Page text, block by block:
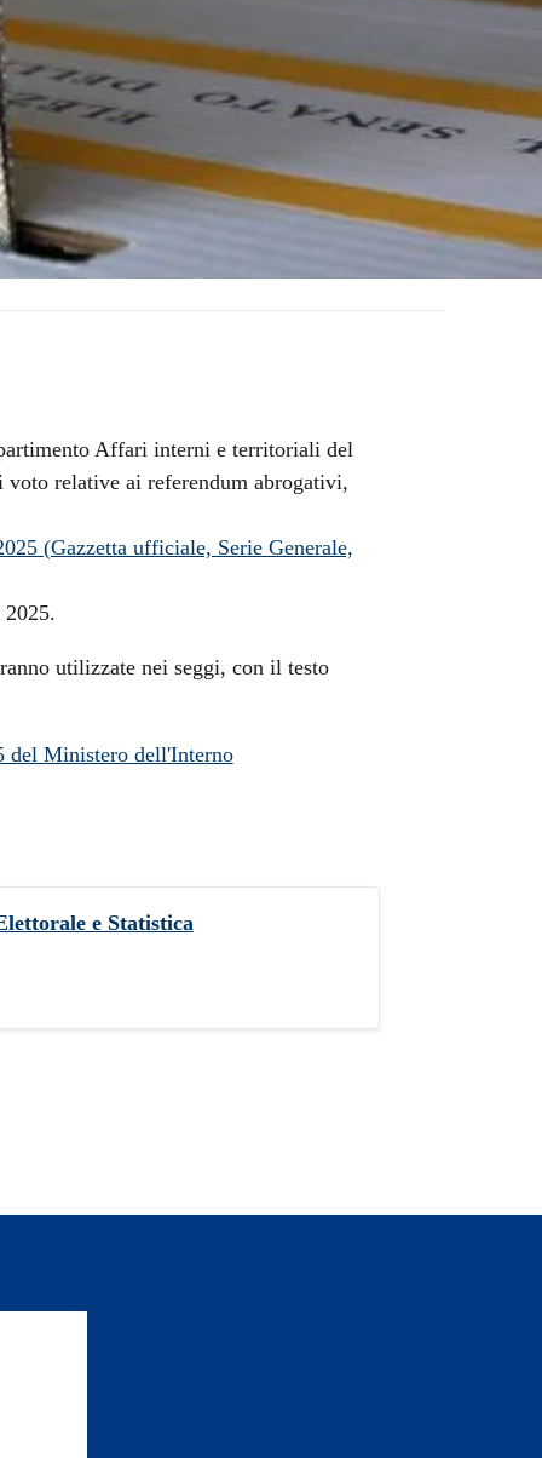
Affari interni e territoriali del
relative ai referendum abrogativi,
(Gazzetta ufficiale, Serie Generale,
utilizzate nei seggi, con il testo
del Ministero dell'Interno
e Statistica